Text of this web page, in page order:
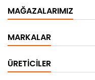
MAĞAZALARIMIZ
MARKALAR
ÜRETICILER